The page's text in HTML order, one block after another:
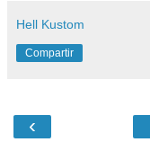
Hell Kustom
Compartir
‹